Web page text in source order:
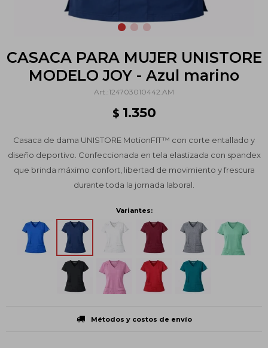
CASACA PARA MUJER UNISTORE
MODELO JOY - Azul marino
124703010442.AM
$ 1.350
Casaca de dama UNISTORE MotionFIT™ con corte entallado y
diseño deportivo. Confeccionada en tela elastizada con spandex
que brinda máximo confort, libertad de movimiento y frescura
durante toda la jornada laboral.
Variantes:
Métodos y costos de envío